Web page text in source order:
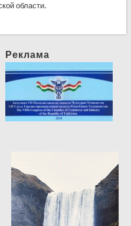
области.
Реклама